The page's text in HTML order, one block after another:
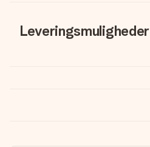
Leveringsmuligheder